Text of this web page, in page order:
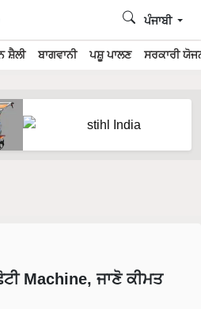
ਸ਼ੈਲੀ ਬਾਗਵਾਨੀ ਪਸ਼ੂ ਪਾਲਣ ਸਰਕਾਰੀ
ਪੰਜਾਬੀ
Machine, ਜਾਣੋ ਕੀਮਤ